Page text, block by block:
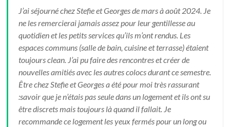
J’ai séjourné chez Stefie et Georges de mars à août 2024. Je
ne les remercierai jamais assez pour leur gentillesse au
quotidien et les petits services qu’ils m’ont rendus. Les
espaces communs (salle de bain, cuisine et terrasse) étaient
toujours clean. J’ai pu faire des rencontres et créer de
nouvelles amitiés avec les autres colocs durant ce semestre.
Être chez Stefie et Georges a été pour moi très rassurant
:savoir que je n’étais pas seule dans un logement et ils ont su
être discrets mais toujours là quand il fallait. Je
recommande ce logement les yeux fermés pour un long ou